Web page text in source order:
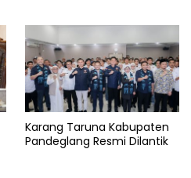
Karang Taruna Kabupaten
Pandeglang Resmi Dilantik